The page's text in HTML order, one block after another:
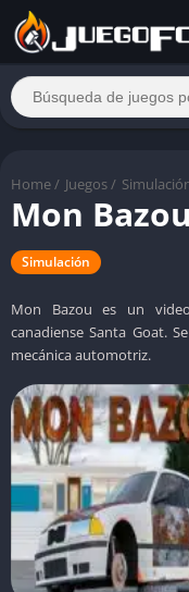
Home / Juegos /
Mon Bazou
Simulación
Mon Bazou es un
canadiense Santa Goat.
mecánica automotriz.